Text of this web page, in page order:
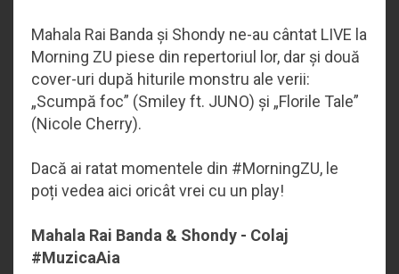
Mahala Rai Banda și Shondy ne-au cântat LIVE la
Morning ZU piese din repertoriul lor, dar și două
cover-uri după hiturile monstru ale verii:
„Scumpă foc” (Smiley ft. JUNO) și „Florile Tale”
(Nicole Cherry).
Dacă ai ratat momentele din #MorningZU, le
poți vedea aici oricât vrei cu un play!
Mahala Rai Banda & Shondy - Colaj
#MuzicaAia